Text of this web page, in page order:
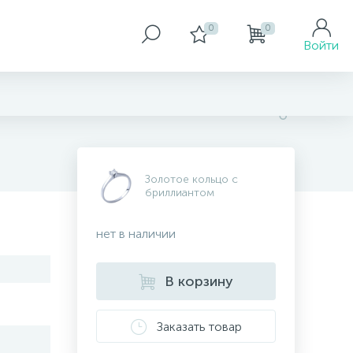
0 0
Войти
Золотое кольцо с
бриллиантом
нет в наличии
В корзину
Заказать товар